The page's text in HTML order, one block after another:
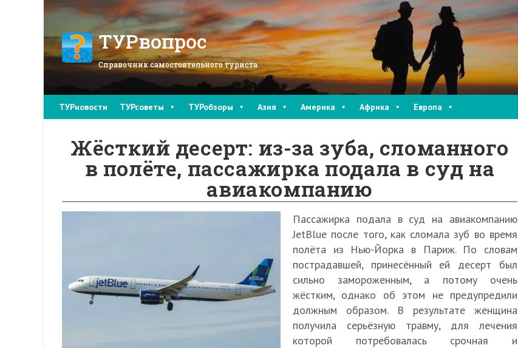
ТУРвопрос
Справочник самостоятельного туриста
ТУРновости ТУРсоветы ТУРобзоры Азия Америка Африка Европа
Жёсткий десерт: из-за зуба, сломанного
в полёте, пассажирка подала в суд на
авиакомпанию
Пассажирка подала в суд на авиакомпанию
JetBlue после того, как сломала зуб во время
полёта из Нью-Йорка в Париж. По словам
пострадавшей, принесённый ей десерт был
сильно замороженным, а потому очень
жёстким, однако об этом не предупредили
должным образом. В результате женщина
получила серьёзную травму, для лечения
которой потребовалась срочная и